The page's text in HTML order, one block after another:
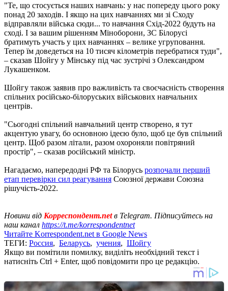
"Те, що стосується наших навчань: у нас попереду цього року
понад 20 заходів. І якщо на цих навчаннях ми зі Сходу
відправляли війська сюди... то навчання Схід-2022 будуть на
сході. І за вашим рішенням Міноборони, ЗС Білорусі
братимуть участь у цих навчаннях – велике угруповання.
Тепер їм доведеться на 10 тисяч кілометрів перебратися туди",
– сказав Шойгу у Мінську під час зустрічі з Олександром
Лукашенком.
Шойгу також заявив про важливість та своєчасність створення
спільних російсько-білоруських військових навчальних
центрів.
"Сьогодні спільний навчальний центр створено, я тут
акцентую увагу, бо основною ідеєю було, щоб це був спільний
центр. Щоб разом літали, разом охороняли повітряний
простір", – сказав російський міністр.
Нагадаємо, напередодні РФ та Білорусь розпочали перший
етап перевірки сил реагування Союзної держави Союзна
рішучість-2022.
Новини від Корреспондент.netв Telegram. Підписуйтесь на
наш канал https://t.me/korrespondentnet
Читайте Korrespondent.net в Google News
ТЕГИ: Россия, Беларусь, учения, Шойгу
Якщо ви помітили помилку, виділіть необхідний текст і
натисніть Ctrl + Enter, щоб повідомити про це редакцію.